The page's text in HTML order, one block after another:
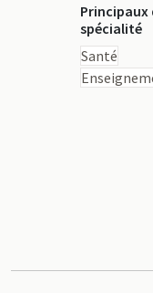
Principaux
spécialité
Santé